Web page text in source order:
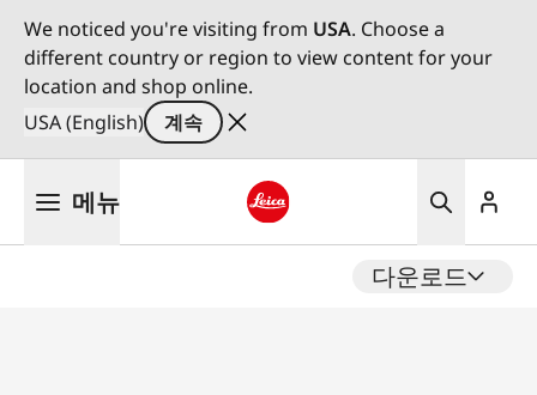
We noticed you're visiting from USA. Choose a
different country or region to view content for your
location and shop online.
USA (English)
계속
메뉴
다운로드